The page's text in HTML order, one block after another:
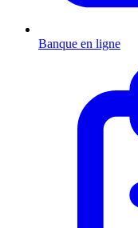
Banque en ligne